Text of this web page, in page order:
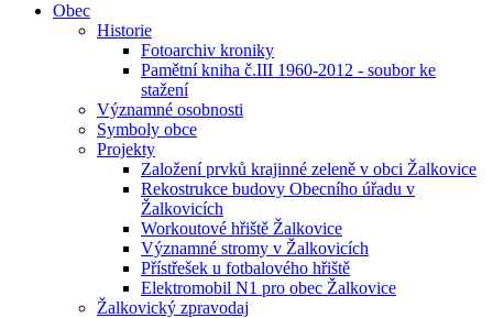
Obec
Historie
Fotoarchiv kroniky
Pamětní kniha č.III 1960-2012 - soubor ke
stažení
Významné osobnosti
Symboly obce
Projekty
Založení prvků krajinné zeleně v obci Žalkovice
Rekostrukce budovy Obecního úřadu v
Žalkovicích
Workoutové hřiště Žalkovice
Významné stromy v Žalkovicích
Přístřešek u fotbalového hřiště
Elektromobil N1 pro obec Žalkovice
Žalkovický zpravodaj